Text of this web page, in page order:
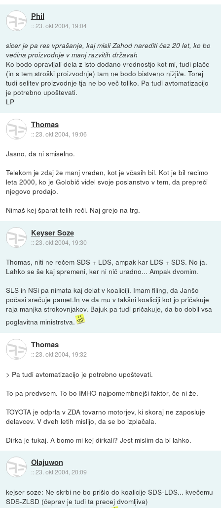
Phil
::23. okt 2004, 19:04
sicer je pa res vprašanje, kaj misli Zahod narediti čez 20 let, ko bo
večina proizvodnje v manj razvitih državah
Ko bodo opravljali dela z isto dodano vrednostjo kot mi, tudi plače
(in s tem stroški proizvodnje) tam ne bodo bistveno nižji/e. Torej
tudi selitev proizvodnje tja ne bo več toliko. Pa tudi avtomatizacijo
je potrebno upoštevati.
LP
Thomas
::23. okt 2004, 19:06
Jasno, da ni smiselno.
Telekom je zdaj že manj vreden, kot je včasih bil. Kot je bil recimo
leta 2000, ko je Golobič videl svoje poslanstvo v tem, da prepreči
njegovo prodajo.
Nimaš kej šparat telih reči. Naj grejo na trg.
Keyser Soze
::23. okt 2004, 19:30
Thomas, niti ne rečem SDS + LDS, ampak kar LDS + SDS. No ja.
Lahko se še kaj spremeni, ker ni nič uradno... Ampak dvomim.
SLS in NSi pa nimata kaj delat v koaliciji. Imam filing, da Janšo
počasi srečuje pamet.In ve da mu v takšni koaliciji kot jo pričakuje
raja manjka strokovnjakov. Bajuk pa tudi pričakuje, da bo dobil vsa
poglavitna ministrstva.
Thomas
::23. okt 2004, 19:32
> Pa tudi avtomatizacijo je potrebno upoštevati.
To pa predvsem. To bo IMHO najpomembnejši faktor, če ni že.
TOYOTA je odprla v ZDA tovarno motorjev, ki skoraj ne zaposluje
delavcev. V dveh letih mislijo, da se bo izplačala.
Dirka je tukaj. A bomo mi kej dirkali? Jest mislim da bi lahko.
Olajuwon
::23. okt 2004, 20:09
kejser soze: Ne skrbi ne bo prišlo do koalicije SDS-LDS... kvečemu
SDS-ZLSD (čeprav je tudi ta precej dvomljiva)